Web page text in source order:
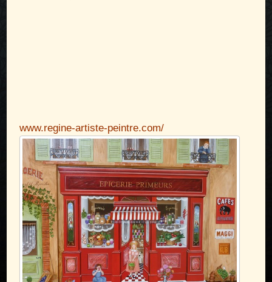
www.regine-artiste-peintre.com/